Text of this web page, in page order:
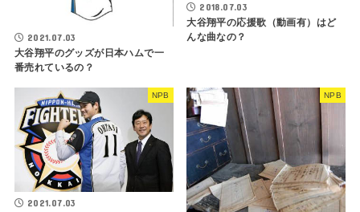
2021.07.03
大谷翔平のグッズが日本ハムで一
番売れているの？
2018.07.03
大谷翔平の応援歌（動画有）はど
んな曲なの？
NPB
2021.07.03
NPB